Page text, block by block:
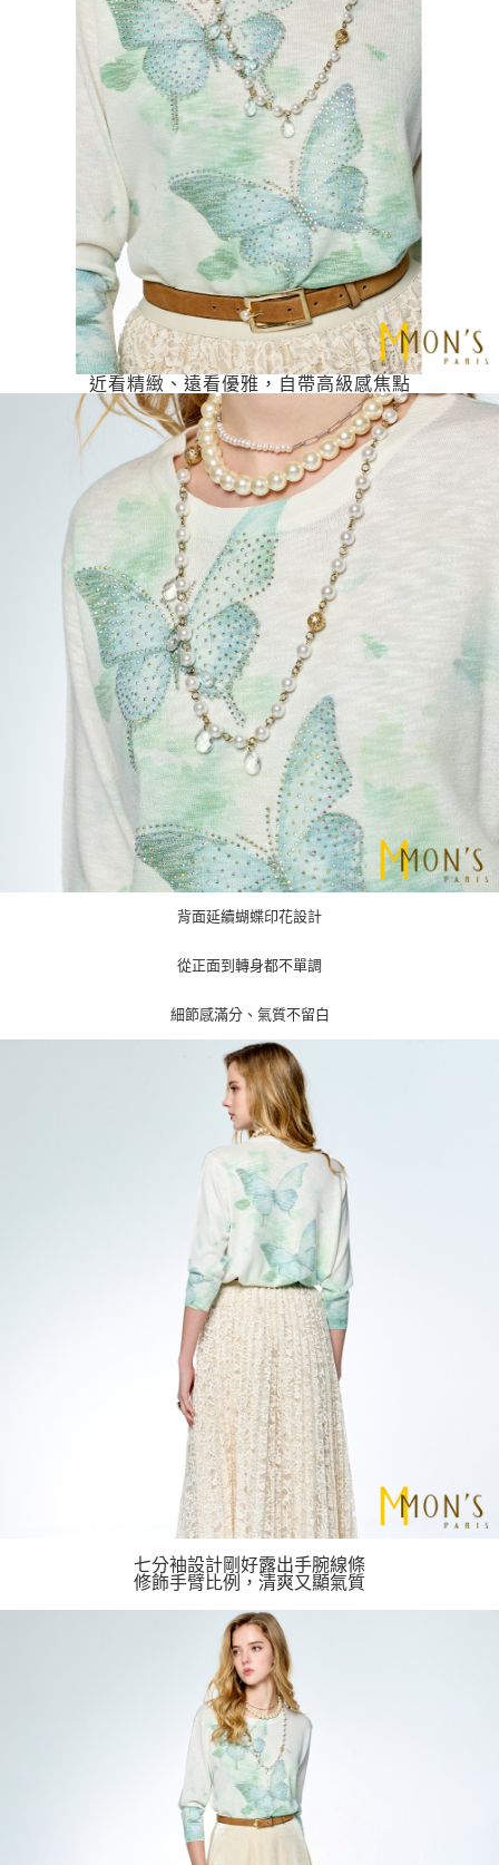
近看精緻、遠看優雅，自帶高級感焦點
背面延續蝴蝶印花設計
從正面到轉身都不單調
細節感滿分、氣質不留白
七分袖設計剛好露出手腕線條
修飾手臂比例，清爽又顯氣質